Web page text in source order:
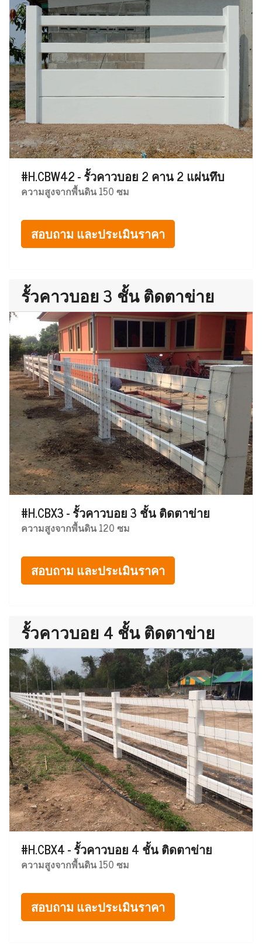
#H.CBW42 - รั้วคาวบอย 2 คาน 2 แผ่นทึบ
ความสูงจากพื้นดิน 150 ซม
สอบถาม และประเมินราคา
รั้วคาวบอย 3 ชั้น ติดตาข่าย
#H.CBX3 - รั้วคาวบอย 3 ชั้น ติดตาข่าย
ความสูงจากพื้นดิน 120 ซม
สอบถาม และประเมินราคา
รั้วคาวบอย 4 ชั้น ติดตาข่าย
#H.CBX4 - รั้วคาวบอย 4 ชั้น ติดตาข่าย
ความสูงจากพื้นดิน 150 ซม
สอบถาม และประเมินราคา